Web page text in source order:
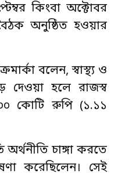
কিংবা অক্টোবর
অনুষ্ঠিত হওয়ার
বলেন, স্বাস্থ্য ও
দেওয়া হলে রাজস্ব
কোটি রুপি (১.১১
অর্থনীতি চাঙ্গা করতে
করেছিলেন। সেই